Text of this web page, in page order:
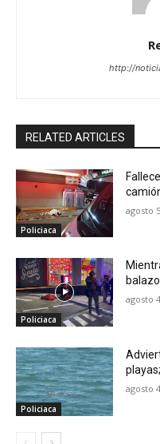
http://
RELATED ARTICLES
Policiaca
agosto
Policiaca
agosto
Policiaca
agosto